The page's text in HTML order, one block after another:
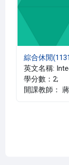
綜合休閒
英文名稱:
學分數：2;
開課教師：